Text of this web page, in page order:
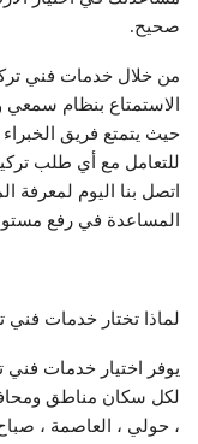
صحيح.
من خلال خدمات فني
الاستمتاع بنظام
حيث يتمتع فريق الخبراء
للتعامل مع أي طلب
اتصل بنا اليوم لمعرفة
المساعدة في رفع
لماذا تختار خدمات فني
يوفر اختيار خدمات فني
لكل سكان مناطق
، حولي ، العاصمة ،